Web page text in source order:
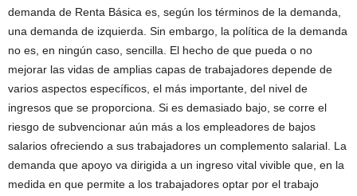
demanda de Renta Básica es, según los términos de la demanda,
una demanda de izquierda. Sin embargo, la política de la demanda
no es, en ningún caso, sencilla. El hecho de que pueda o no
mejorar las vidas de amplias capas de trabajadores depende de
varios aspectos específicos, el más importante, del nivel de
ingresos que se proporciona. Si es demasiado bajo, se corre el
riesgo de subvencionar aún más a los empleadores de bajos
salarios ofreciendo a sus trabajadores un complemento salarial. La
demanda que apoyo va dirigida a un ingreso vital vivible que, en la
medida en que permite a los trabajadores optar por el trabajo